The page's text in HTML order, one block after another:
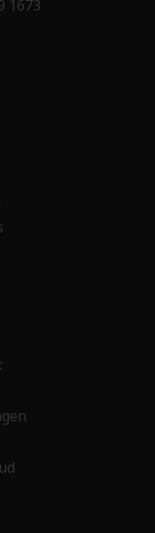
1673